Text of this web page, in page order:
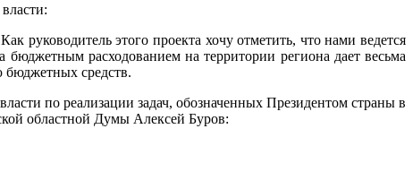
руководитель этого проекта хочу отметить, что нами ведется
расходованием на территории региона дает весьма
бюджетных средств.
по реализации задач, обозначенных Президентом страны в
областной Думы Алексей Буров: